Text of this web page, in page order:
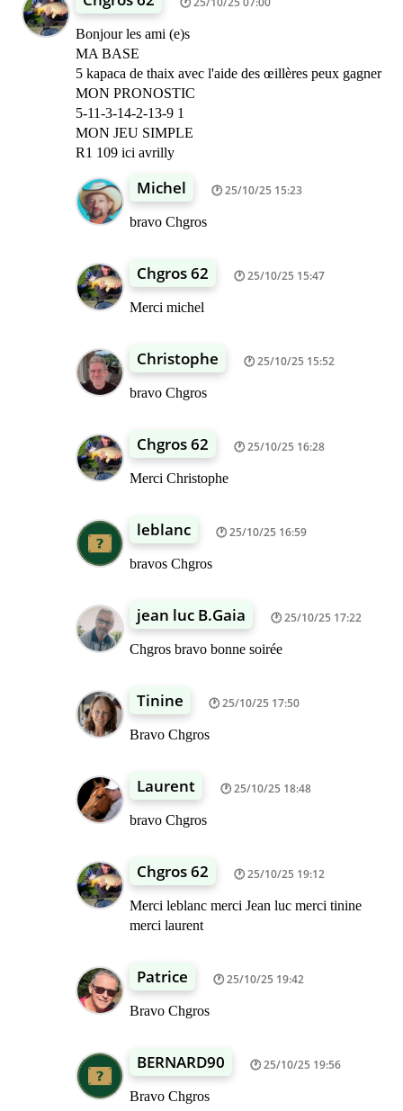
Bonjour les ami (e)s
MA BASE
5 kapaca de thaix avec l'aide des œillères peux gagner
MON PRONOSTIC
5-11-3-14-2-13-9 1
MON JEU SIMPLE
R1 109 ici avrilly
Michel 25/10/25 15:23
bravo Chgros
Chgros 62 25/10/25 15:47
Merci michel
Christophe 25/10/25 15:52
bravo Chgros
Chgros 62 25/10/25 16:28
Merci Christophe
leblanc 25/10/25 16:59
bravos Chgros
jean luc B.Gaia 25/10/25 17:22
Chgros bravo bonne soirée
Tinine 25/10/25 17:50
Bravo Chgros
Laurent 25/10/25 18:48
bravo Chgros
Chgros 62 25/10/25 19:12
Merci leblanc merci Jean luc merci tinine
merci laurent
Patrice 25/10/25 19:42
Bravo Chgros
BERNARD90 25/10/25 19:56
Bravo Chgros